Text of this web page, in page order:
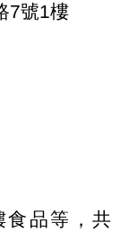
7號1樓
食品等，共